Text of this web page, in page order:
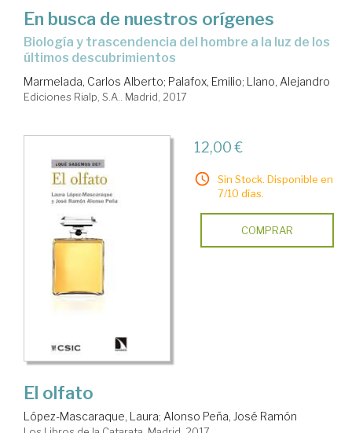
En busca de nuestros orígenes
biología y trascendencia del hombre a la luz de los
últimos descubrimientos
Marmelada, Carlos Alberto; Palafox, Emilio; Llano, Alejandro
Ediciones Rialp, S.A.. Madrid, 2017
12,00 €
Sin Stock. Disponible en
7/10 días.
COMPRAR
El olfato
López-Mascaraque, Laura; Alonso Peña, José Ramón